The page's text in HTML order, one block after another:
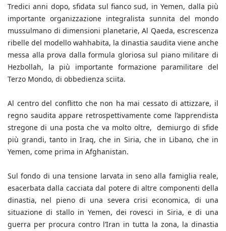
Tredici anni dopo, sfidata sul fianco sud, in Yemen, dalla più
importante organizzazione integralista sunnita del mondo
mussulmano di dimensioni planetarie, Al Qaeda, escrescenza
ribelle del modello wahhabita, la dinastia saudita viene anche
messa alla prova dalla formula gloriosa sul piano militare di
Hezbollah, la più importante formazione paramilitare del
Terzo Mondo, di obbedienza sciita.
Al centro del conflitto che non ha mai cessato di attizzare, il
regno saudita appare retrospettivamente come l’apprendista
stregone di una posta che va molto oltre, demiurgo di sfide
più grandi, tanto in Iraq, che in Siria, che in Libano, che in
Yemen, come prima in Afghanistan.
Sul fondo di una tensione larvata in seno alla famiglia reale,
esacerbata dalla cacciata dal potere di altre componenti della
dinastia, nel pieno di una severa crisi economica, di una
situazione di stallo in Yemen, dei rovesci in Siria, e di una
guerra per procura contro l’Iran in tutta la zona, la dinastia